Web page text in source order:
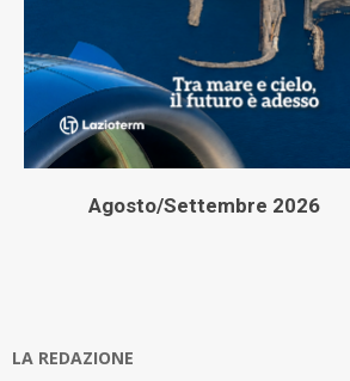
Agosto/Settembre 2026
LA REDAZIONE